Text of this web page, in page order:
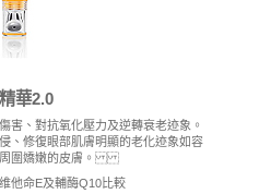
華2.0
害、對抗氧化壓力及逆轉衰老迹象。
、修復眼部肌膚明顯的老化迹象如容
周圍嬌嫩的皮膚。
他命E及輔酶Q10比較